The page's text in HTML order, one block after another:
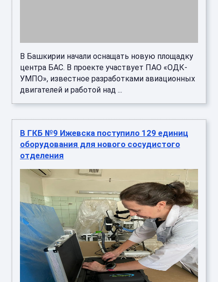
В Башкирии начали оснащать новую площадку
центра БАС. В проекте участвует ПАО «ОДК-
УМПО», известное разработками авиационных
двигателей и работой над ...
В ГКБ №9 Ижевска поступило 129 единиц
оборудования для нового сосудистого
отделения